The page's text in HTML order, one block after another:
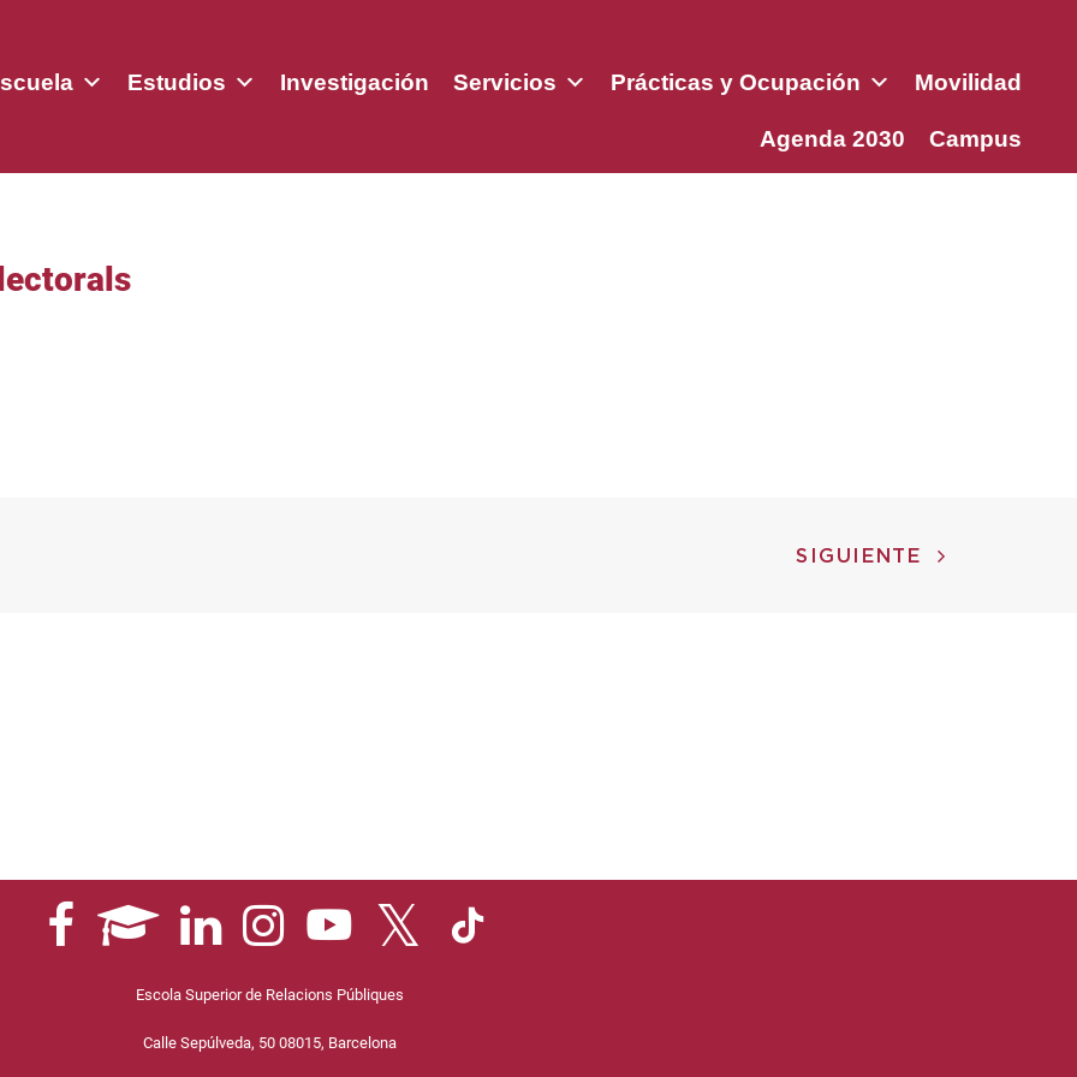
Estudios Investigación Servicios Prácticas y Ocupación Movilidad
Agenda 2030 Campus
SIGUIENTE
Escola Superior de Relacions Públiques
Calle Sepúlveda, 50 08015, Barcelona